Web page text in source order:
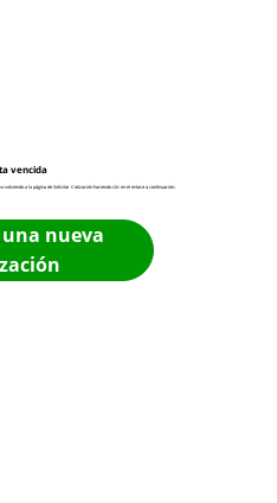
vencida
a la página de Solicitar Cotización haciendo clic en el enlace a continuación:
nueva